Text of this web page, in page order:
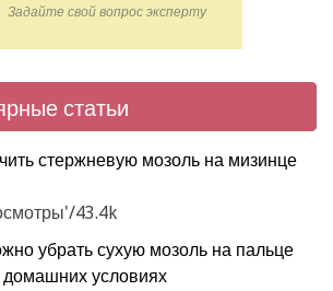
Задайте свой вопрос эксперту
статьи
стержневую мозоль на мизинце
43.4k
убрать сухую мозоль на пальце
домашних условиях